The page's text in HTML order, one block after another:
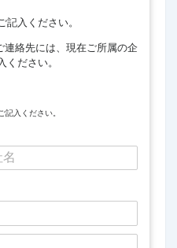
入ください。
絡先には、現在ご所属の企
ださい。
入ください。